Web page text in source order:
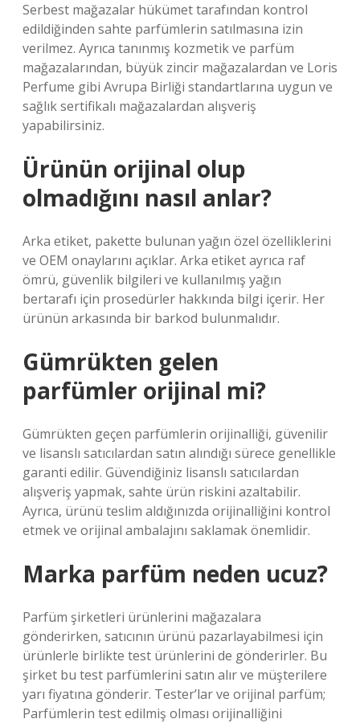
Serbest mağazalar hükümet tarafından kontrol
edildiğinden sahte parfümlerin satılmasına izin
verilmez. Ayrıca tanınmış kozmetik ve parfüm
mağazalarından, büyük zincir mağazalardan ve Loris
Perfume gibi Avrupa Birliği standartlarına uygun ve
sağlık sertifikalı mağazalardan alışveriş
yapabilirsiniz.
Ürünün orijinal olup
olmadığını nasıl anlar?
Arka etiket, pakette bulunan yağın özel özelliklerini
ve OEM onaylarını açıklar. Arka etiket ayrıca raf
ömrü, güvenlik bilgileri ve kullanılmış yağın
bertarafı için prosedürler hakkında bilgi içerir. Her
ürünün arkasında bir barkod bulunmalıdır.
Gümrükten gelen
parfümler orijinal mi?
Gümrükten geçen parfümlerin orijinalliği, güvenilir
ve lisanslı satıcılardan satın alındığı sürece genellikle
garanti edilir. Güvendiğiniz lisanslı satıcılardan
alışveriş yapmak, sahte ürün riskini azaltabilir.
Ayrıca, ürünü teslim aldığınızda orijinalliğini kontrol
etmek ve orijinal ambalajını saklamak önemlidir.
Marka parfüm neden ucuz?
Parfüm şirketleri ürünlerini mağazalara
gönderirken, satıcının ürünü pazarlayabilmesi için
ürünlerle birlikte test ürünlerini de gönderirler. Bu
şirket bu test parfümlerini satın alır ve müşterilere
yarı fiyatına gönderir. Tester’lar ve orijinal parfüm;
Parfümlerin test edilmiş olması orijinalliğini